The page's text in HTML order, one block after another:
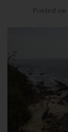
Posted on